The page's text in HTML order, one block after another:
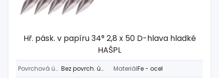
Hř. pásk. v papíru 34° 2,8 x 50 D-hlava hladké
HAŠPL
Povrchová úprava Bez povrch. úpravy MateriálFe - ocel